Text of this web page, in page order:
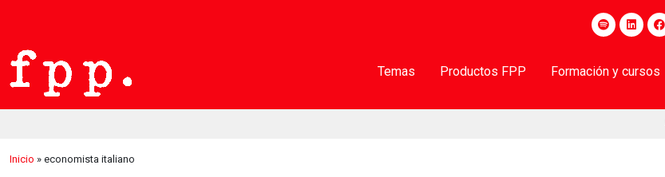
Temas Productos FPP Formación y cursos
Inicio » economista italiano